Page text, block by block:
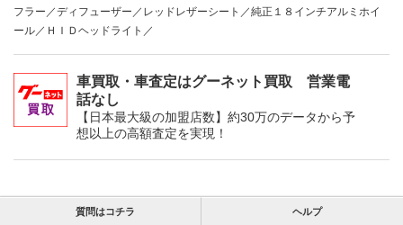
フラー／ディフューザー／レッドレザーシート／純正１８インチアルミホイ
ール／ＨＩＤヘッドライト／
車買取・車査定はグーネット買取 営業電
話なし
【日本最大級の加盟店数】約30万のデータから予
想以上の高額査定を実現！
質問はコチラ ヘルプ